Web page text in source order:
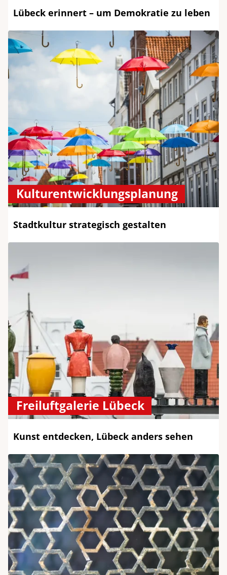
Lübeck erinnert – um Demokratie zu leben
Kulturentwicklungsplanung
Stadtkultur strategisch gestalten
Freiluftgalerie Lübeck
Kunst entdecken, Lübeck anders sehen